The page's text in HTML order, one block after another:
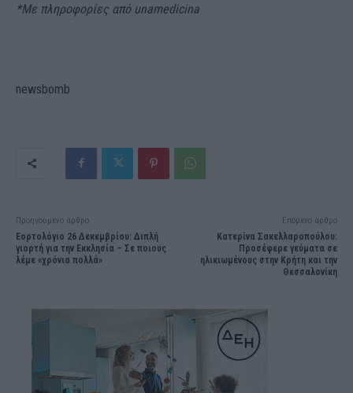
*Με πληροφορίες από unamedicina
newsbomb
Προηγούμενο άρθρο
Εορτολόγιο 26 Δεκεμβρίου: Διπλή
γιορτή για την Εκκλησία – Σε ποιους
λέμε «χρόνια πολλά»
Επόμενο άρθρο
Κατερίνα Σακελλαροπούλου:
Προσέφερε γεύματα σε
ηλικιωμένους στην Κρήτη και την
Θεσσαλονίκη